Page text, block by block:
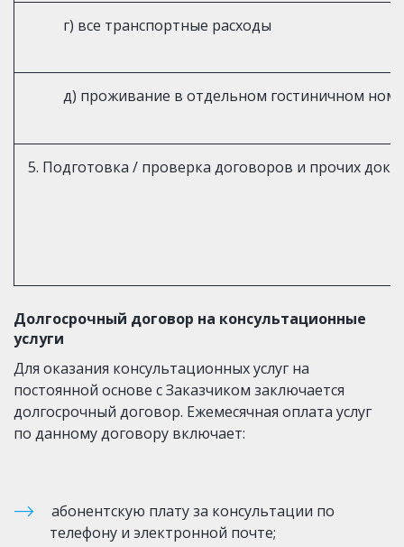
г) все транспортные расходы
д) проживание в отдельном гостиничном
5. Подготовка / проверка договоров и прочих
Долгосрочный договор на консультационные
услуги
Для оказания консультационных услуг на
постоянной основе с Заказчиком заключается
долгосрочный договор. Ежемесячная оплата услуг
по данному договору включает:
абонентскую плату за консультации по
телефону и электронной почте;